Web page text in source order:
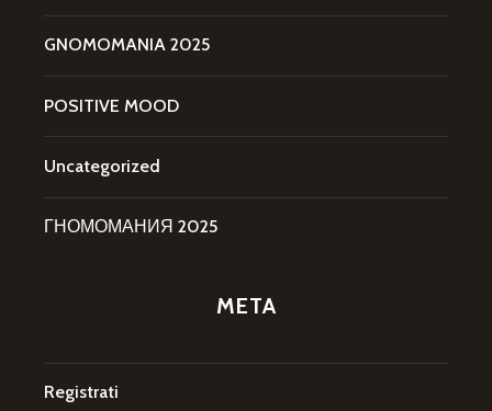
GNOMOMANIA 2025
POSITIVE MOOD
Uncategorized
ГНОМОМАНИЯ 2025
META
Registrati